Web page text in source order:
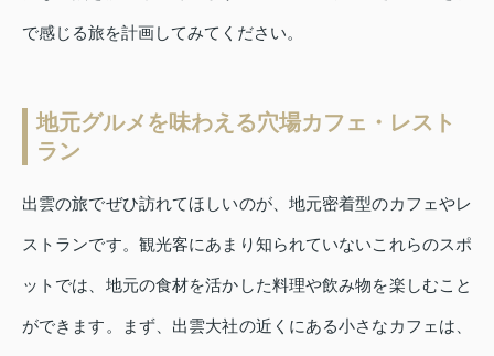
で感じる旅を計画してみてください。
地元グルメを味わえる穴場カフェ・レスト
ラン
出雲の旅でぜひ訪れてほしいのが、地元密着型のカフェやレ
ストランです。観光客にあまり知られていないこれらのスポ
ットでは、地元の食材を活かした料理や飲み物を楽しむこと
ができます。まず、出雲大社の近くにある小さなカフェは、